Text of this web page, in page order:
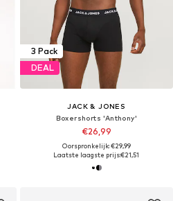
3 Pack
DEAL
JACK & JONES
Boxershorts 'Anthony'
€26,99
Oorspronkelijk: €29,99
Laatste laagste prijs:€21,51